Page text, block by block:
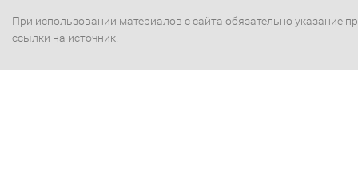
При использовании материалов с сайта обязательно указание
ссылки на источник.